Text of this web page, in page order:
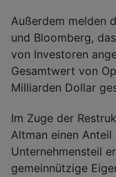
Außerdem melden
und Bloomberg,
von Investoren
Gesamtwert von
Milliarden Dollar
Im Zuge der
Altman einen
Unternehmensteil
gemeinnützige